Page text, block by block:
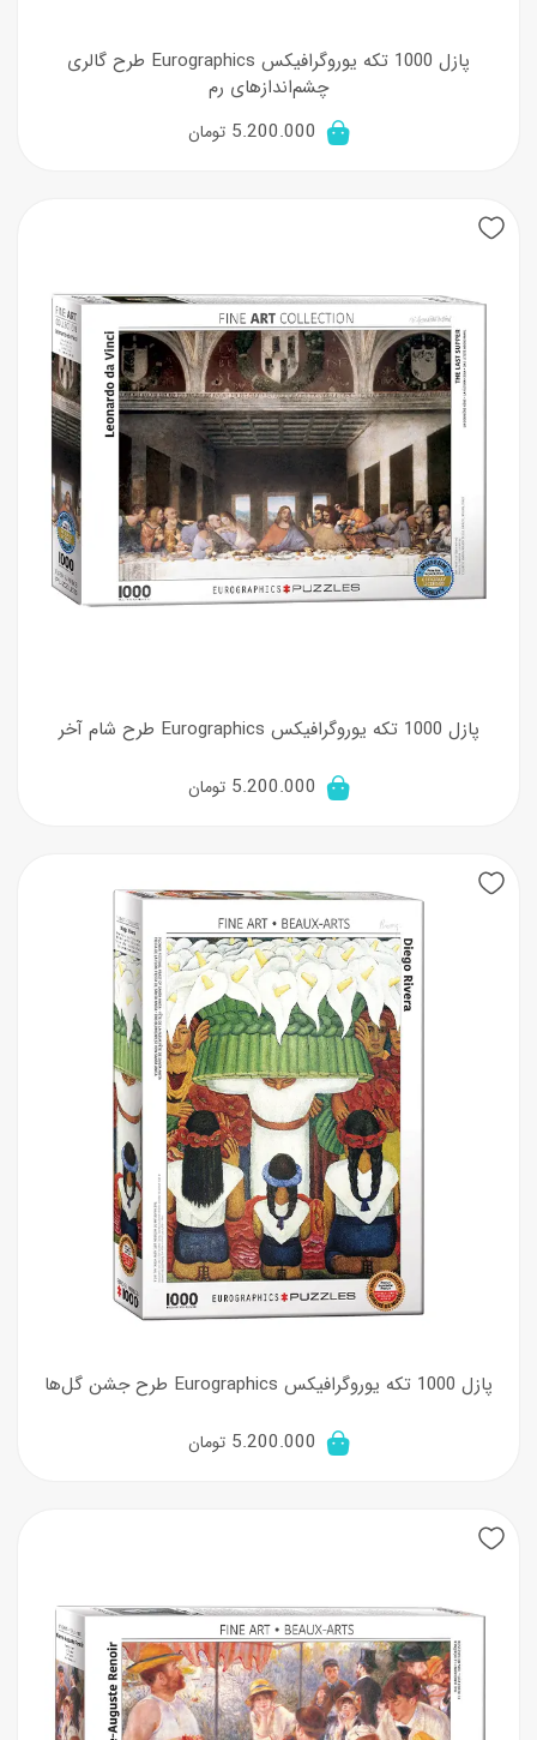
پازل 1000 تکه یوروگرافیکس Eurographics طرح گالری
چشم‌اندازهای رم
5.200.000 تومان
پازل 1000 تکه یوروگرافیکس Eurographics طرح شام آخر
5.200.000 تومان
پازل 1000 تکه یوروگرافیکس Eurographics طرح جشن گل‌ها
5.200.000 تومان